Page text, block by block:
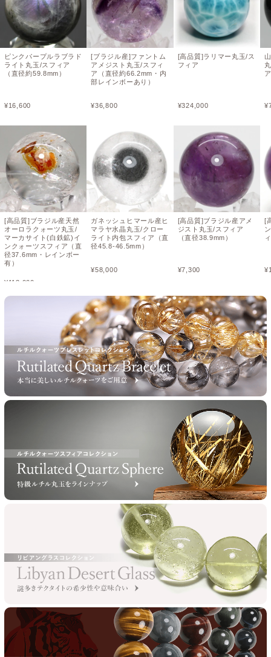
ピンクパープルラブラド
ライト丸玉/スフィア
（直径約59.8mm）
¥16,600
[高品質]ブラジル産天然
オーロラクォーツ丸玉/
マーカサイト(白鉄鉱)イ
ンクォーツスフィア（直
径37.6mm・レインボー
有）
¥113,000
[ブラジル産]ファントム
アメジスト丸玉/スフィ
ア（直径約66.2mm・内
部レインボーあり）
¥36,800
ガネッシュヒマール産ヒ
マラヤ水晶丸玉/クロー
ライト内包スフィア（直
径45.8-46.5mm）
¥58,000
[高品質]ラリマー丸玉/ス
フィア
¥324,000
[高品質]ブラジル産アメ
ジスト丸玉/スフィア
（直径38.9mm）
¥7,300
¥
[
¥